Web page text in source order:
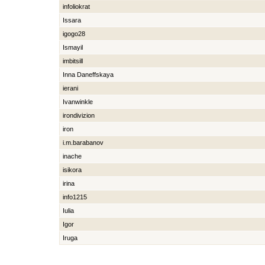
infoliokrat
Issara
igogo28
Ismayil
imbitsill
Inna Daneffskaya
ierani
Ivanwinkle
irondivizion
iron
i.m.barabanov
inache
isikora
irina
info1215
Iulia
Igor
Iruga